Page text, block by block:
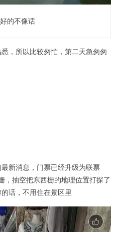
的不像话
，所以比较匆忙，第二天急匆匆
新消息，门票已经升级为联票
，抽空把东西栅的地理位置打探了
话，不用住在景区里